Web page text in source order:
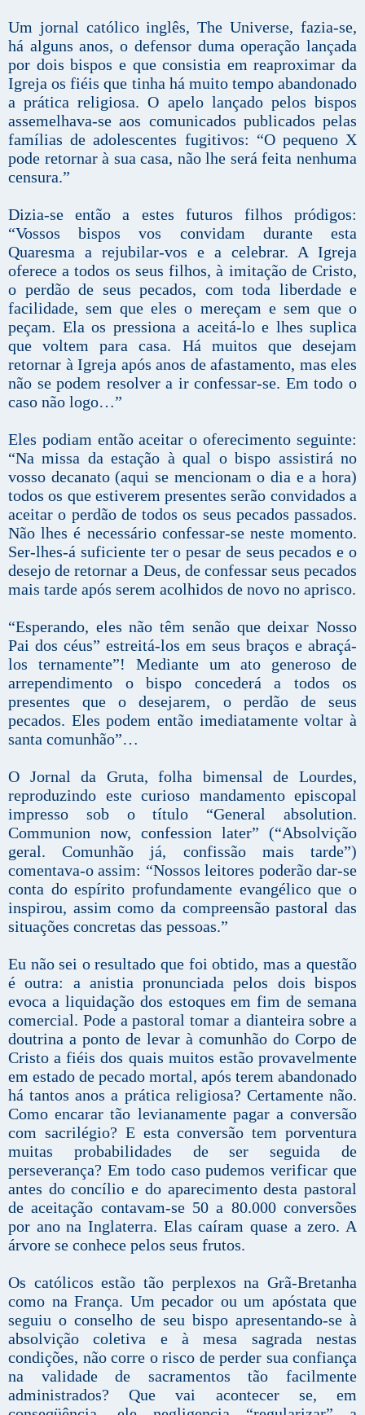
Um jornal católico inglês, The Universe, fazia-se,
há alguns anos, o defensor duma operação lançada
por dois bispos e que consistia em reaproximar da
Igreja os fiéis que tinha há muito tempo abandonado
a prática religiosa. O apelo lançado pelos bispos
assemelhava-se aos comunicados publicados pelas
famílias de adolescentes fugitivos: “O pequeno X
pode retornar à sua casa, não lhe será feita nenhuma
censura.”
Dizia-se então a estes futuros filhos pródigos:
“Vossos bispos vos convidam durante esta
Quaresma a rejubilar-vos e a celebrar. A Igreja
oferece a todos os seus filhos, à imitação de Cristo,
o perdão de seus pecados, com toda liberdade e
facilidade, sem que eles o mereçam e sem que o
peçam. Ela os pressiona a aceitá-lo e lhes suplica
que voltem para casa. Há muitos que desejam
retornar à Igreja após anos de afastamento, mas eles
não se podem resolver a ir confessar-se. Em todo o
caso não logo…”
Eles podiam então aceitar o oferecimento seguinte:
“Na missa da estação à qual o bispo assistirá no
vosso decanato (aqui se mencionam o dia e a hora)
todos os que estiverem presentes serão convidados a
aceitar o perdão de todos os seus pecados passados.
Não lhes é necessário confessar-se neste momento.
Ser-lhes-á suficiente ter o pesar de seus pecados e o
desejo de retornar a Deus, de confessar seus pecados
mais tarde após serem acolhidos de novo no aprisco.
“Esperando, eles não têm senão que deixar Nosso
Pai dos céus” estreitá-los em seus braços e abraçá-
los ternamente”! Mediante um ato generoso de
arrependimento o bispo concederá a todos os
presentes que o desejarem, o perdão de seus
pecados. Eles podem então imediatamente voltar à
santa comunhão”…
O Jornal da Gruta, folha bimensal de Lourdes,
reproduzindo este curioso mandamento episcopal
impresso sob o título “General absolution.
Communion now, confession later” (“Absolvição
geral. Comunhão já, confissão mais tarde”)
comentava-o assim: “Nossos leitores poderão dar-se
conta do espírito profundamente evangélico que o
inspirou, assim como da compreensão pastoral das
situações concretas das pessoas.”
Eu não sei o resultado que foi obtido, mas a questão
é outra: a anistia pronunciada pelos dois bispos
evoca a liquidação dos estoques em fim de semana
comercial. Pode a pastoral tomar a dianteira sobre a
doutrina a ponto de levar à comunhão do Corpo de
Cristo a fiéis dos quais muitos estão provavelmente
em estado de pecado mortal, após terem abandonado
há tantos anos a prática religiosa? Certamente não.
Como encarar tão levianamente pagar a conversão
com sacrilégio? E esta conversão tem porventura
muitas probabilidades de ser seguida de
perseverança? Em todo caso pudemos verificar que
antes do concílio e do aparecimento desta pastoral
de aceitação contavam-se 50 a 80.000 conversões
por ano na Inglaterra. Elas caíram quase a zero. A
árvore se conhece pelos seus frutos.
Os católicos estão tão perplexos na Grã-Bretanha
como na França. Um pecador ou um apóstata que
seguiu o conselho de seu bispo apresentando-se à
absolvição coletiva e à mesa sagrada nestas
condições, não corre o risco de perder sua confiança
na validade de sacramentos tão facilmente
administrados? Que vai acontecer se, em